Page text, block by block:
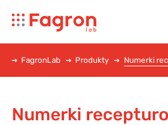
FagronLab Produkty Numerki
Numerki